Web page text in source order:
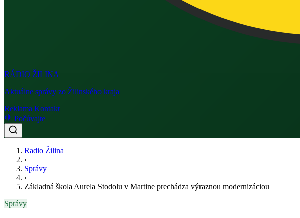
RÁDIO ŽILINA
Aktuálne správy zo Žilinského kraja
Reklama Kontakt
Počúvajte
Radio Žilina
›
Správy
›
Základná škola Aurela Stodolu v Martine prechádza výraznou modernizáciou
Správy